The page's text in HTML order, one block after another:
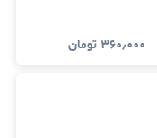
۳۶۰٫۰۰۰ تومان